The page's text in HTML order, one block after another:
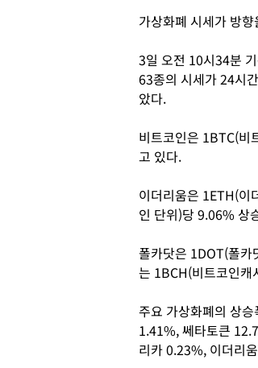
가상화폐 시세가 방
3일 오전 10시34분
63종의 시세가 24시
았다.
비트코인은 1BTC(비
고 있다.
이더리움은 1ETH(이
인 단위)당 9.06% 상
폴카닷은 1DOT(폴카
는 1BCH(비트코인
주요 가상화폐의 상
1.41%, 쎄타토큰
리카 0.23%, 이더리